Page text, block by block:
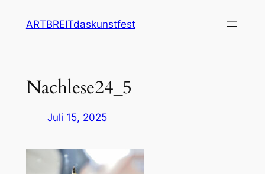
InhaltARTBREITdaskunstfest
Nachlese24_5
Juli 15, 2025